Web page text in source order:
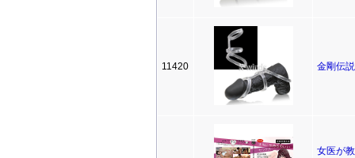
11420 金剛伝説
女医が